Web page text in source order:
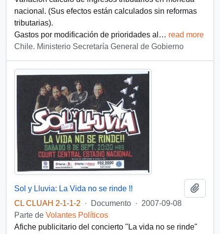
nacional. (Sus efectos están calculados sin reformas
tributarias).
Gastos por modificación de prioridades al … read more
Chile. Ministerio Secretaría General de Gobierno
Sol y Lluvia: La Vida no se rinde !!
CL CLUAH 2-1-1-2
· Documento · 2007-09-08
Parte de Volantes Políticos
Afiche publicitario del concierto "La vida no se rinde"